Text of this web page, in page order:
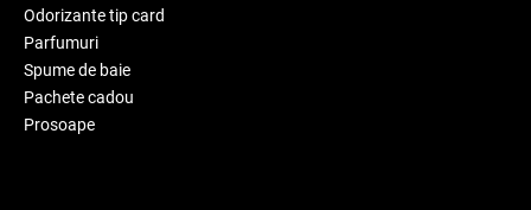
Odorizante tip card
Parfumuri
Spume de baie
Pachete cadou
Prosoape